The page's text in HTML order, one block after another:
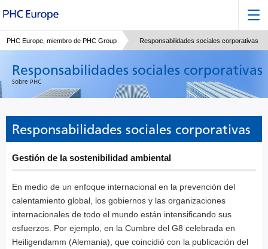
PHC Europe, miembro de PHC Group Responsabilidades sociales corporativas
Responsabilidades sociales corporativas
Sobre PHC
Responsabilidades sociales corporativas
Gestión de la sostenibilidad ambiental
En medio de un enfoque internacional en la prevención del
calentamiento global, los gobiernos y las organizaciones
internacionales de todo el mundo están intensificando sus
esfuerzos. Por ejemplo, en la Cumbre del G8 celebrada en
Heiligendamm (Alemania), que coincidió con la publicación del